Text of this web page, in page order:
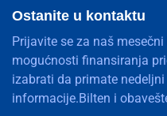
Ostanite u kontaktu
Prijavite se za naš
mogućnosti finansiranja
izabrati da primate
informacije.Bilten i